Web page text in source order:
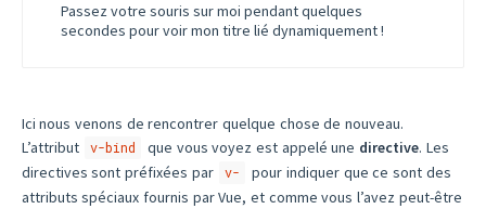
Passez votre souris sur moi pendant quelques
secondes pour voir mon titre lié dynamiquement !
Ici nous venons de rencontrer quelque chose de nouveau.
L’attribut
v-bind que vous voyez est appelé une directive. Les
directives sont préfixées par
v-
pour indiquer que ce sont des
attributs spéciaux fournis par Vue, et comme vous l’avez peut-être